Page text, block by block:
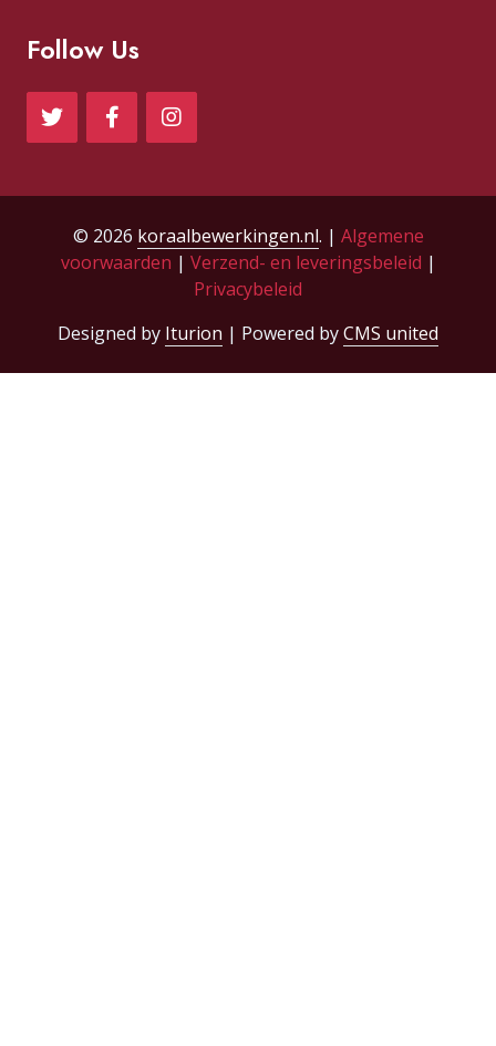
Follow Us
© 2026 koraalbewerkingen.nl. | Algemene
voorwaarden | Verzend- en leveringsbeleid |
Privacybeleid
Designed by Iturion | Powered byCMS united